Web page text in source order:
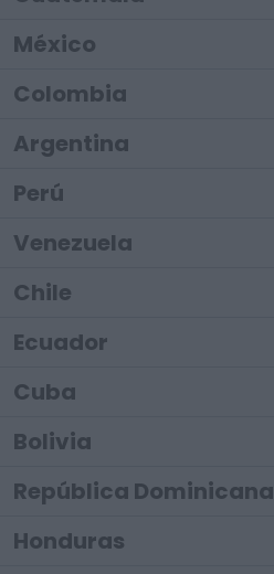
México
Colombia
Argentina
Perú
Venezuela
Chile
Ecuador
Cuba
Bolivia
República Dominicana
Honduras